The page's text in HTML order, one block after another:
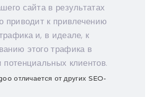
сайта в результатах
приводит к привлечению
и, в идеале, к
этого трафика в
потенциальных клиентов.
отличается от других SEO-